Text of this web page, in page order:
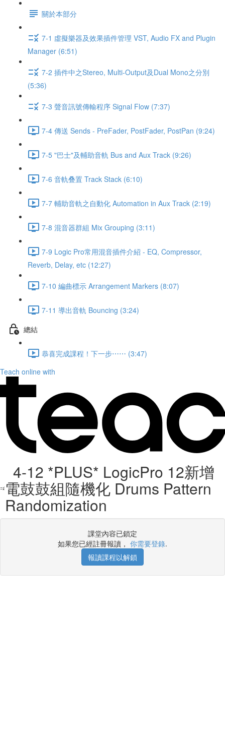
關於本部分
7-1 虛擬樂器及效果插件管理 VST, Audio FX and Plugin
Manager (6:51)
7-2 插件中之Stereo, Multi-Output及Dual Mono之分別
(5:36)
7-3 聲音訊號傳輸程序 Signal Flow (7:37)
7-4 傳送 Sends - PreFader, PostFader, PostPan (9:24)
7-5 "巴士"及輔助音軌 Bus and Aux Track (9:26)
7-6 音軌叠置 Track Stack (6:10)
7-7 輔助音軌之自動化 Automation in Aux Track (2:19)
7-8 混音器群組 Mix Grouping (3:11)
7-9 Logic Pro常用混音插件介紹 - EQ, Compressor,
Reverb, Delay, etc (12:27)
7-10 編曲標示 Arrangement Markers (8:07)
7-11 導出音軌 Bouncing (3:24)
總結
恭喜完成課程！下一步⋯⋯ (3:47)
Teach online with
4-12 *PLUS* LogicPro 12新增
電鼓鼓組隨機化 Drums Pattern
Randomization
課堂內容已鎖定
如果您已經註冊報讀， 你需要登錄.
報讀課程以解鎖